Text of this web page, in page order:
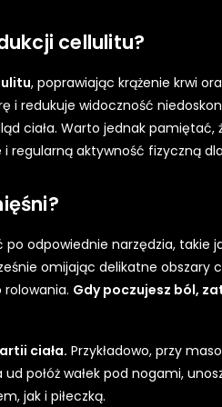
cellulitu?
, poprawiając krążenie krwi
i redukuje widoczność
ciała. Warto jednak pamiętać,
aktywność fizyczną
odpowiednie narzędzia, takie
omijając delikatne obszary
Gdy poczujesz ból,
ciała. Przykładowo, przy
połóż wałek pod nogami,
jak i piłeczką.